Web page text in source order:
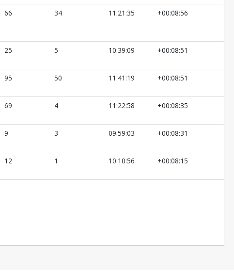
66 34 11:21:35 +00:08:56
25 5 10:39:09 +00:08:51
95 50 11:41:19 +00:08:51
69 4 11:22:58 +00:08:35
9 3 09:59:03 +00:08:31
12 1 10:10:56 +00:08:15